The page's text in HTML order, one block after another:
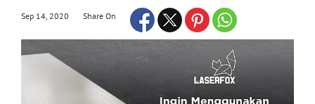
Sep 14, 2020 Share On